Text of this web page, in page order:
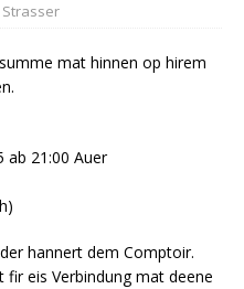
Strasser
mat hinnen op hirem
ab 21:00 Auer
hannert dem Comptoir.
fir eis Verbindung mat deene